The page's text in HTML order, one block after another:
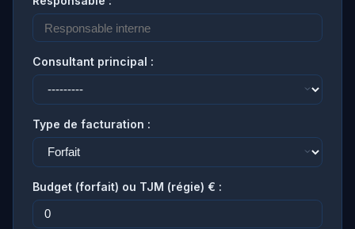
Consultant principal :
Type de facturation :
Budget (forfait) ou TJM (régie) € :